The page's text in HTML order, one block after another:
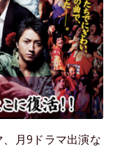
月9ドラマ出演な